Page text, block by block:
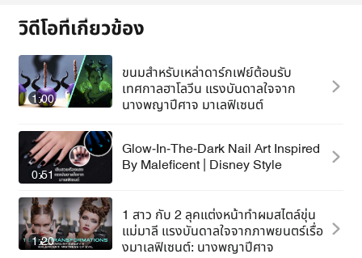
วิดีโอที่เกี่ยวข้อง
1:00
ขนมสำหรับเหล่าดาร์กเฟย์ต้อนรับ
เทศกาลฮาโลวีน แรงบันดาลใจจาก
นางพญาปีศาจ มาเลฟิเซนต์
0:51
Glow-In-The-Dark Nail Art Inspired
By Maleficent | Disney Style
1:20
1 สาว กับ 2 ลุคแต่งหน้าทำผมสไตล์ขุ่น
แม่มาลี แรงบันดาลใจจากภาพยนตร์เรื่อ
งมาเลฟิเซนต์: นางพญาปีศาจ